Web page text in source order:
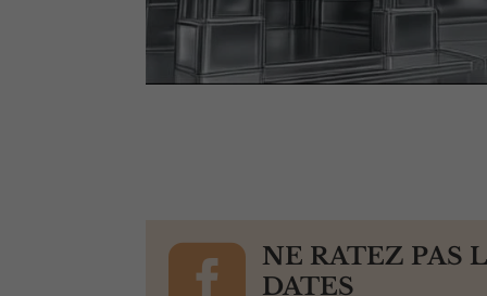

NE RATEZ PAS
DATES